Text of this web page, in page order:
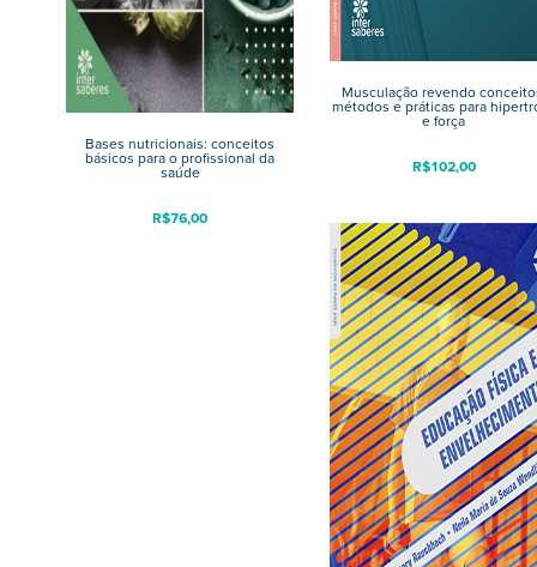
Bases nutricionais: conceitos
básicos para o profissional da
saúde
R$76,00
Musculação revendo
métodos e práticas para
e força
R$102,00